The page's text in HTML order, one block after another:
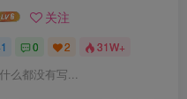
关注
0 2 31W+
么都没有写...